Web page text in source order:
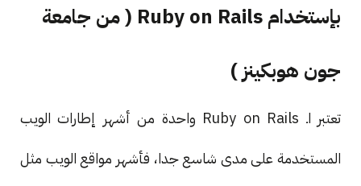
بإستخدام Ruby on Rails ( من جامعة
جون هوبكينز )
تعتبر اـ Ruby on Rails واحدة من أشهر إطارات الويب
المستخدمة على مدى شاسع جدا، فأشهر مواقع الويب مثل